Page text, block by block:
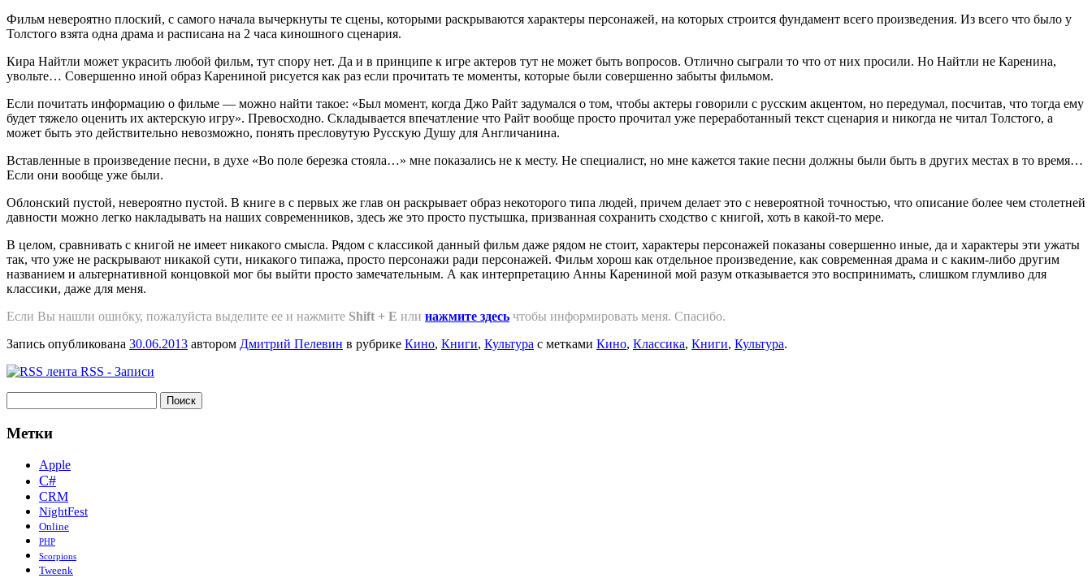
Фильм невероятно плоский, с самого начала вычеркнуты те сцены, которыми раскрываются характеры персонажей, на которых строится фундамент всего произведения. Из всего что было у
Толстого взята одна драма и расписана на 2 часа киношного сценария.
Кира Найтли может украсить любой фильм, тут спору нет. Да и в принципе к игре актеров тут не может быть вопросов. Отлично сыграли то что от них просили. Но Найтли не Каренина,
увольте… Совершенно иной образ Карениной рисуется как раз если прочитать те моменты, которые были совершенно забыты фильмом.
Если почитать информацию о фильме — можно найти такое: «Был момент, когда Джо Райт задумался о том, чтобы актеры говорили с русским акцентом, но передумал, посчитав, что тогда ему
будет тяжело оценить их актерскую игру». Превосходно. Складывается впечатление что Райт вообще просто прочитал уже переработанный текст сценария и никогда не читал Толстого, а
может быть это действительно невозможно, понять пресловутую Русскую Душу для Англичанина.
Вставленные в произведение песни, в духе «Во поле березка стояла…» мне показались не к месту. Не специалист, но мне кажется такие песни должны были быть в других местах в то время…
Если они вообще уже были.
Облонский пустой, невероятно пустой. В книге в с первых же глав он раскрывает образ некоторого типа людей, причем делает это с невероятной точностью, что описание более чем столетней
давности можно легко накладывать на наших современников, здесь же это просто пустышка, призванная сохранить сходство с книгой, хоть в какой-то мере.
В целом, сравнивать с книгой не имеет никакого смысла. Рядом с классикой данный фильм даже рядом не стоит, характеры персонажей показаны совершенно иные, да и характеры эти ужаты
так, что уже не раскрывают никакой сути, никакого типажа, просто персонажи ради персонажей. Фильм хорош как отдельное произведение, как современная драма и с каким-либо другим
названием и альтернативной концовкой мог бы выйти просто замечательным. А как интерпретацию Анны Карениной мой разум отказывается это воспринимать, слишком глумливо для
классики, даже для меня.
Если Вы нашли ошибку, пожалуйcта выделите ее и нажмите Shift + E или нажмите здесь чтобы информировать меня. Спасибо.
Запись опубликована 30.06.2013 автором Дмитрий Пелевин в рубрике Кино, Книги, Культура с метками Кино, Классика, Книги, Культура.
RSS - Записи
Метки
Apple
C#
CRM
NightFest
Online
PHP
Scorpions
Tweenk